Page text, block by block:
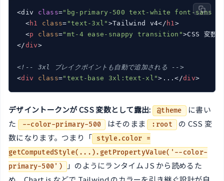
<div class="bg-primary-500 text-white font-sans
<h1 class= "text-3xl" >Tailwind v4</ h1 >
<p class="mt-4 ease-snappy transition">CSS 変数
</div>
<!-- 3xl ブレイクポイントも自動で追加される -->
<div class="text-base 3xl:text-xl"> ...</div>
デザイントークンが CSS 変数として露出: @theme
に書い
た
--color-primary-500 はそのまま :root
の CSS 変
数になります。つまり「
style.color =
getComputedStyle(...).getPropertyValue('--color-
primary-500')
」のようにランタイム JS から読めるた